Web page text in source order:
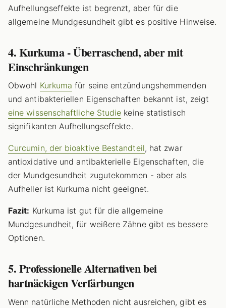
Aufhellungseffekte ist begrenzt, aber für die
allgemeine Mundgesundheit gibt es positive Hinweise.
4. Kurkuma - Überraschend, aber mit
Einschränkungen
Obwohl Kurkuma für seine entzündungshemmenden
und antibakteriellen Eigenschaften bekannt ist, zeigt
eine wissenschaftliche Studie keine statistisch
signifikanten Aufhellungseffekte.
Curcumin, der bioaktive Bestandteil, hat zwar
antioxidative und antibakterielle Eigenschaften, die
der Mundgesundheit zugutekommen - aber als
Aufheller ist Kurkuma nicht geeignet.
Fazit: Kurkuma ist gut für die allgemeine
Mundgesundheit, für weißere Zähne gibt es bessere
Optionen.
5. Professionelle Alternativen bei
hartnäckigen Verfärbungen
Wenn natürliche Methoden nicht ausreichen, gibt es